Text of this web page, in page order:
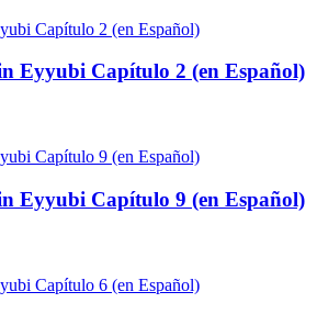
Eyyubi Capítulo 2 (en Español)
Eyyubi Capítulo 9 (en Español)